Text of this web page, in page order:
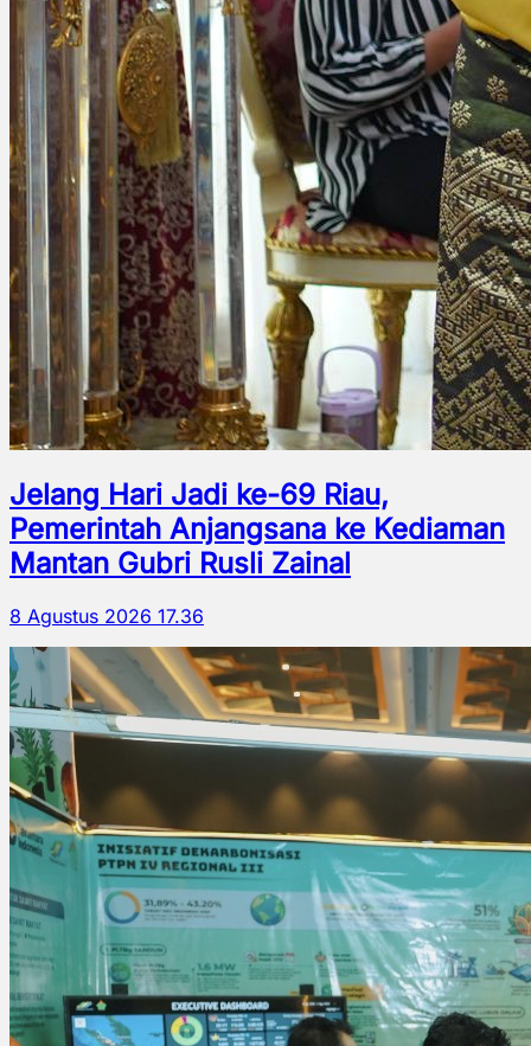
Jelang Hari Jadi ke-69 Riau,
Pemerintah Anjangsana ke Kediaman
Mantan Gubri Rusli Zainal
8 Agustus 2026 17.36